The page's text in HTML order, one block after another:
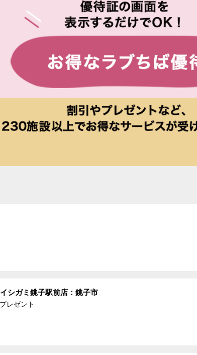
シガミ銚子駅前店：銚子市
レゼント